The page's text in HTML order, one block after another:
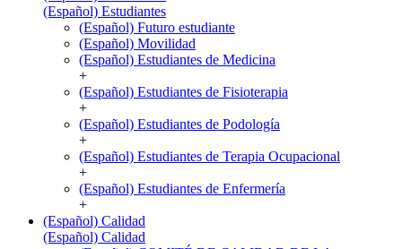
(Español) Estudiantes
(Español) Futuro estudiante
(Español) Movilidad
(Español) Estudiantes de Medicina
+
(Español) Estudiantes de Fisioterapia
+
(Español) Estudiantes de Podología
+
(Español) Estudiantes de Terapia Ocupacional
+
(Español) Estudiantes de Enfermería
+
(Español) Calidad
(Español) Calidad